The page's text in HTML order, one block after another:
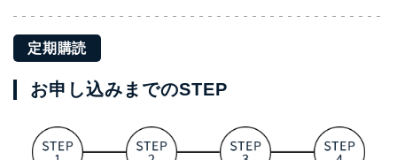
定期購読
お申し込みまでのSTEP